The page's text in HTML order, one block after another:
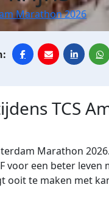
Marathon 2026
TCS
Marathon
voor een beter leven
ooit te maken met